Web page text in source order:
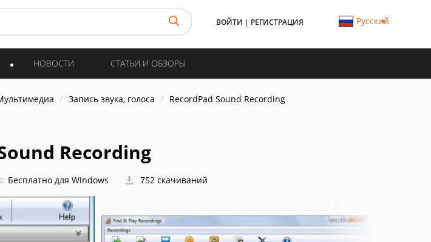
ВОЙТИ | РЕГИСТРАЦИЯ Русский
НОВОСТИ СТАТЬИ И ОБЗОРЫ
Запись звука, голоса RecordPad Sound Recording
Recording
Бесплатно для Windows 752 скачиваний